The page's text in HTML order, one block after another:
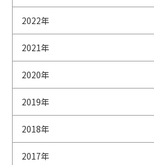
2022年
2021年
2020年
2019年
2018年
2017年